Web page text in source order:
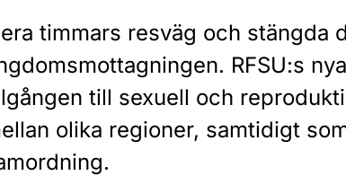
timmars resväg och stängda
RFSU:s
till sexuell och
olika regioner, samtidigt